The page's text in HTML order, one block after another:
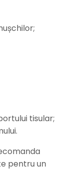
tisular;
pentru un